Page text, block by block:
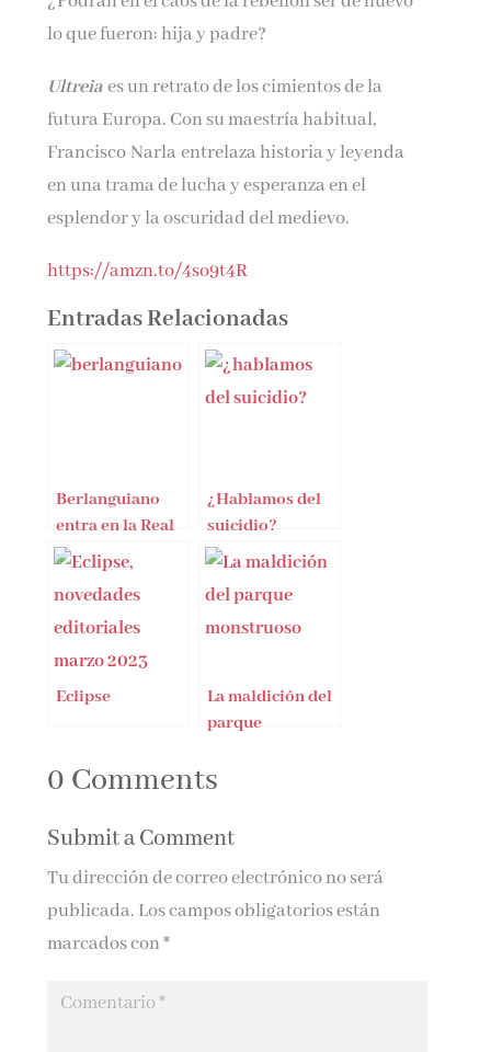
lo que fueron: hija y padre?
Ultreiaes un retrato de los cimientos de la
futura Europa. Con su maestría habitual,
Francisco Narla entrelaza historia y leyenda
en una trama de lucha y esperanza en el
esplendor y la oscuridad del medievo.
https://amzn.to/4so9t4R
Entradas Relacionadas
Berlanguiano
entra en la Real
Académia
Española
¿Hablamos del
suicidio?
Eclipse
La maldición del
parque
0 Comments
Submit a Comment
Tu dirección de correo electrónico no será
publicada. Los campos obligatorios están
marcados con*